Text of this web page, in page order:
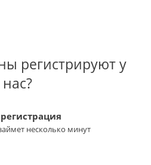
регистрируют у
нас?
несколько минут